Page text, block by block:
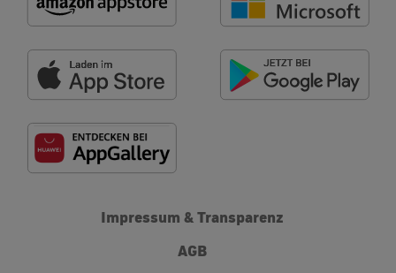
Impressum & Transparenz
AGB